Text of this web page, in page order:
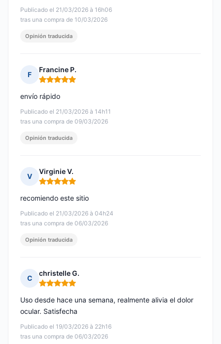
Publicado el 21/03/2026 à 16h06
tras una compra de 10/03/2026
Opinión traducida
F
Francine P.
Nota: 5 de 5
Publicado el 21/03/2026 à 14h11
tras una compra de 09/03/2026
envío rápido
Opinión traducida
V
Virginie V.
Nota: 5 de 5
Publicado el 21/03/2026 à 04h24
tras una compra de 06/03/2026
recomiendo este sitio
Opinión traducida
C
christelle G.
Nota: 5 de 5
Publicado el 19/03/2026 à 22h16
tras una compra de 06/03/2026
Uso desde hace una semana, realmente alivia el dolor
ocular. Satisfecha